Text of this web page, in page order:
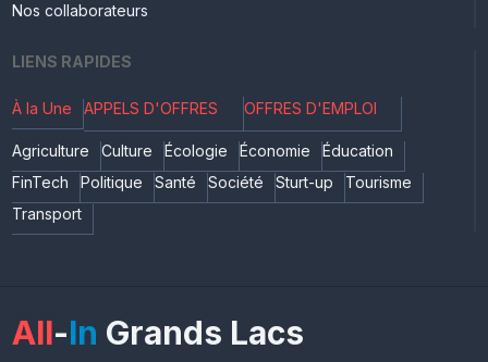
Nos collaborateurs
LIENS RAPIDES
À la Une APPELS D'OFFRES OFFRES D'EMPLOI
Agriculture Culture Écologie Économie
Éducation
FinTech
Politique Santé Société Sturt-up
Tourisme
Transport
All-In Grands Lacs